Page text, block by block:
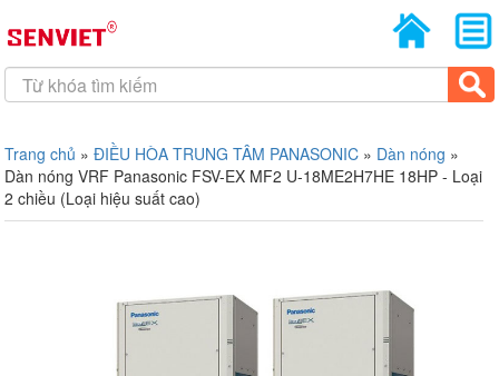
Trang chủ » ĐIỀU HÒA TRUNG TÂM PANASONIC » Dàn nóng »
Dàn nóng VRF Panasonic FSV-EX MF2 U-18ME2H7HE 18HP - Loại
2 chiều (Loại hiệu suất cao)